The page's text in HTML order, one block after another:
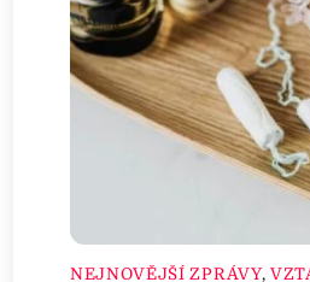
NEJNOVĚJŠÍ ZPRÁVY,